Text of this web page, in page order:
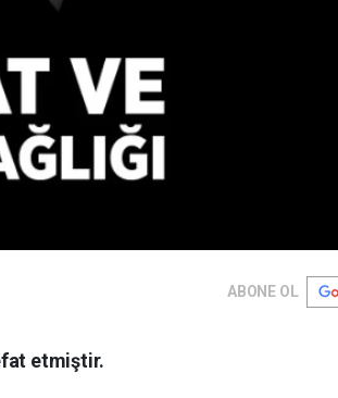
ABONE OL
etmiştir.